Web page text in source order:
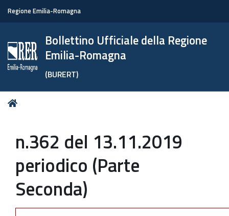
Regione Emilia-Romagna
Bollettino Ufficiale della Regione
Emilia-Romagna
(BURERT)
Tu
n.362 del 13.11.2019
periodico (Parte
Seconda)